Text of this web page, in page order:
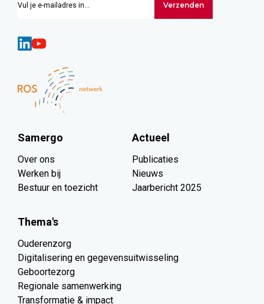
Samergo
Over ons
Werken bij
Bestuur en toezicht
Actueel
Publicaties
Nieuws
Jaarbericht 2025
Thema's
Ouderenzorg
Digitalisering en gegevensuitwisseling
Geboortezorg
Regionale samenwerking
Transformatie & impact
Verzenden